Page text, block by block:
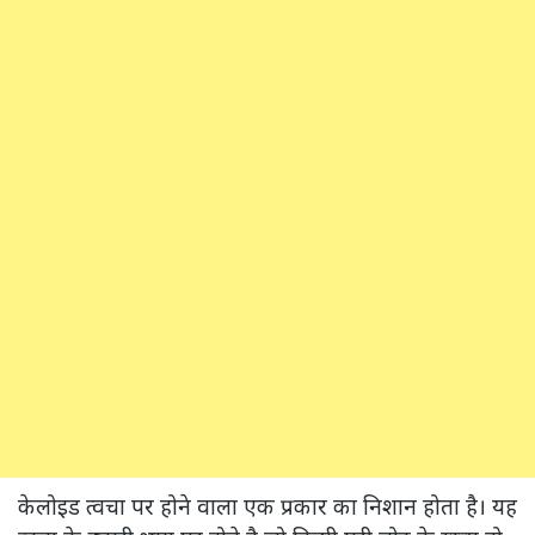
केलोइड त्वचा पर होने वाला एक प्रकार का निशान होता है। यह